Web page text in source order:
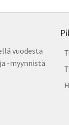
vuodesta
-myynnistä.